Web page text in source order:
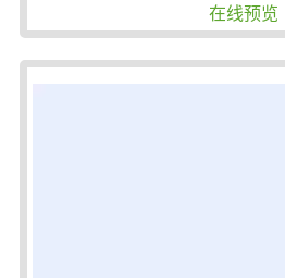
在线预览